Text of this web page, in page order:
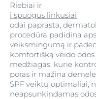
Riebiai ir
į spuogus linkusiai
odai paprasta,
procedūra padidina
veiksmingumą ir
komfortišką veido
medžiagas, kurie
poras ir mažina
SPF veiktų optimaliai,
neapsunkindamas